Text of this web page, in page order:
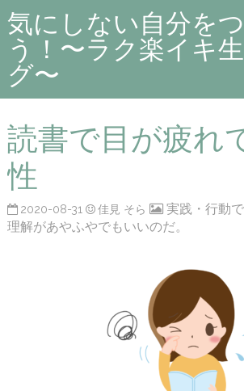
気にしない自分を
う！〜ラク楽イキ
グ〜
読書で目が疲れ
性
2020-08-31 佳見 そら
実践・行動
理解があやふやでもいいのだ。